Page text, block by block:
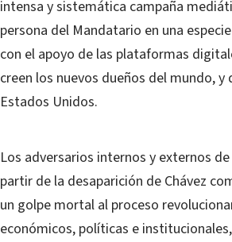
intensa y sistemática campaña
persona del Mandatario en una
con el apoyo de las plataformas
creen los nuevos dueños del mundo,
Estados Unidos.
Los adversarios internos y externos
partir de la desaparición de Chávez
un golpe mortal al proceso
económicos, políticas e